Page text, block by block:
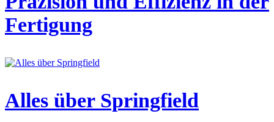
Fertigung
Alles über Springfield